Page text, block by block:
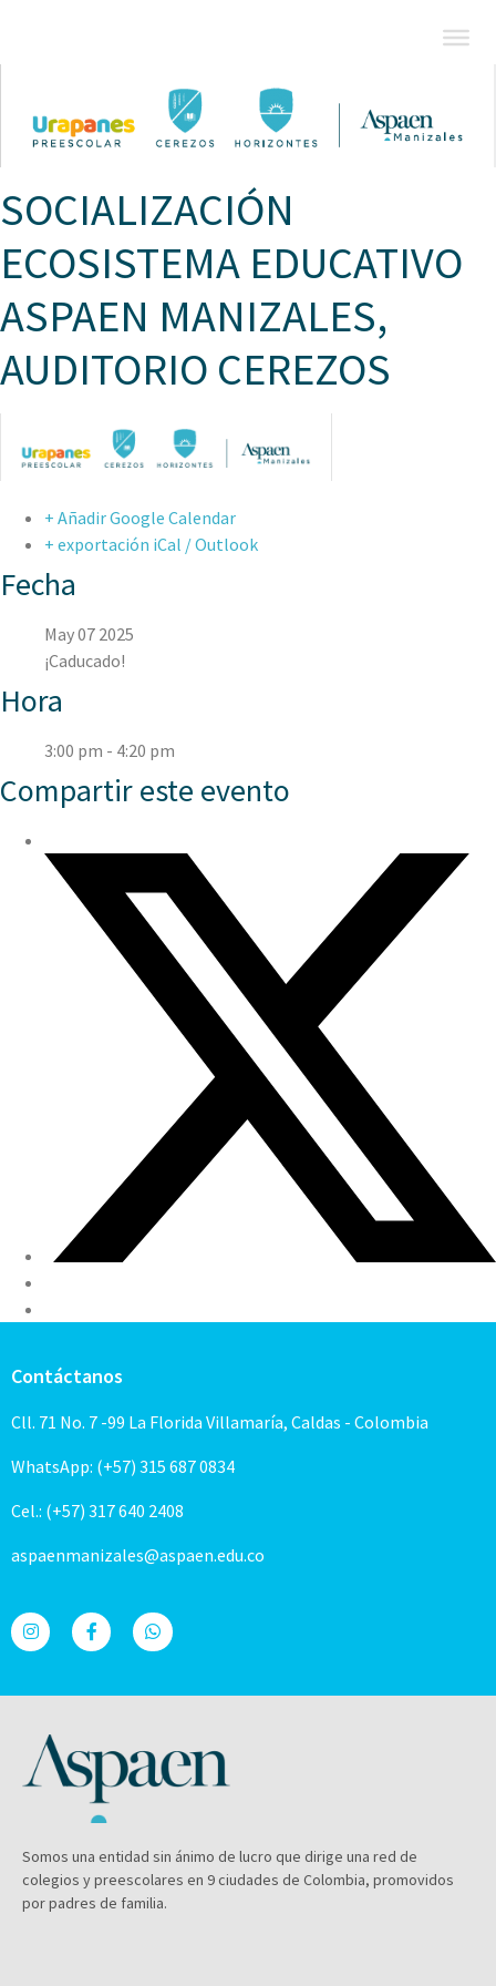
SOCIALIZACIÓN
ECOSISTEMA EDUCATIVO
ASPAEN MANIZALES,
AUDITORIO CEREZOS
+ Añadir Google Calendar
+ exportación iCal / Outlook
Fecha
May 07 2025
¡Caducado!
Hora
3:00 pm - 4:20 pm
Compartir este evento
Contáctanos
Cll. 71 No. 7 -99 La Florida Villamaría, Caldas - Colombia
WhatsApp: (+57) 315 687 0834
Cel.: (+57) 317 640 2408
aspaenmanizales@aspaen.edu.co
Somos una entidad sin ánimo de lucro que dirige una red de
colegios y preescolares en 9 ciudades de Colombia, promovidos
por padres de familia.